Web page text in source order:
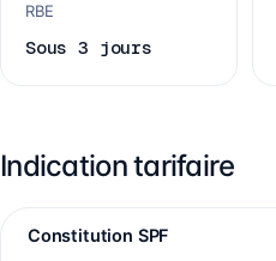
RBE
Sous 3 jours
Indication tarifaire
Constitution SPF